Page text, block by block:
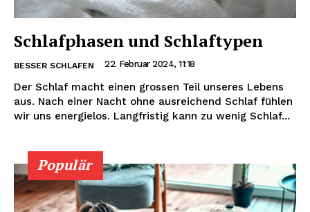
Schlafphasen und Schlaftypen
BESSER SCHLAFEN 22. Februar 2024, 11:18
Der Schlaf macht einen grossen Teil unseres Lebens
aus. Nach einer Nacht ohne ausreichend Schlaf fühlen
wir uns energielos. Langfristig kann zu wenig Schlaf...
Populär